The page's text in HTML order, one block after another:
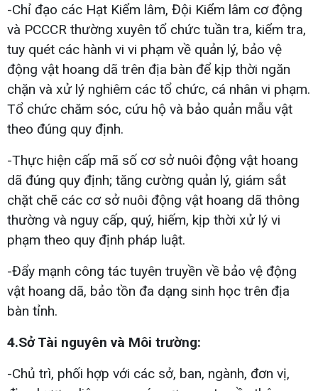
-Chỉ đạo các Hạt Kiểm lâm, Đội Kiểm lâm cơ động
và PCCCR thường xuyên tổ chức tuần tra, kiểm tra,
tuy quét các hành vi vi phạm về quản lý, bảo vệ
động vật hoang dã trên địa bàn để kịp thời ngăn
chặn và xử lý nghiêm các tổ chức, cá nhân vi phạm.
Tổ chức chăm sóc, cứu hộ và bảo quản mẫu vật
theo đúng quy định.
-Thực hiện cấp mã số cơ sở nuôi động vật hoang
dã đúng quy định; tăng cường quản lý, giám sắt
chặt chẽ các cơ sở nuôi động vật hoang dã thông
thường và nguy cấp, quý, hiếm, kịp thời xử lý vi
phạm theo quy định pháp luật.
-Đẩy mạnh công tác tuyên truyền về bảo vệ động
vật hoang dã, bảo tồn đa dạng sinh học trên địa
bàn tỉnh.
4.Sở Tài nguyên và Môi trường:
-Chủ trì, phối hợp với các sở, ban, ngành, đơn vị,